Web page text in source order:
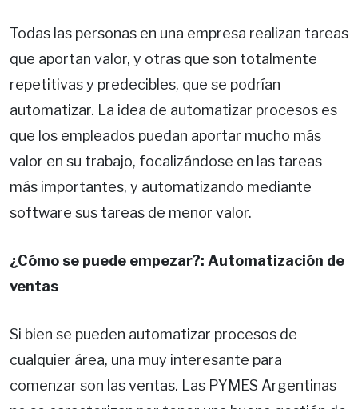
Todas las personas en una empresa realizan tareas
que aportan valor, y otras que son totalmente
repetitivas y predecibles, que se podrían
automatizar. La idea de automatizar procesos es
que los empleados puedan aportar mucho más
valor en su trabajo, focalizándose en las tareas
más importantes, y automatizando mediante
software sus tareas de menor valor.
¿Cómo se puede empezar?: Automatización de
ventas
Si bien se pueden automatizar procesos de
cualquier área, una muy interesante para
comenzar son las ventas. Las PYMES Argentinas